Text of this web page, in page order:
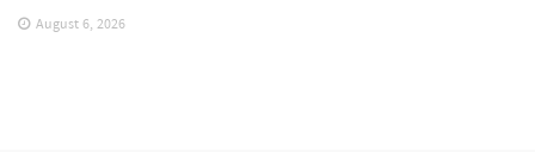
August 6, 2026